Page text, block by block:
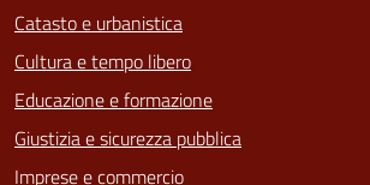
Catasto e urbanistica
Cultura e tempo libero
Educazione e formazione
Giustizia e sicurezza pubblica
Imprese e commercio